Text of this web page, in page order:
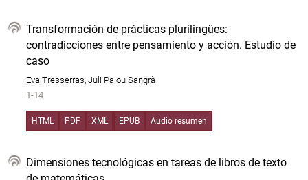
Transformación de prácticas plurilingües:
contradicciones entre pensamiento y acción. Estudio de
caso
Eva Tresserras, Juli Palou Sangrà
1-14
HTML PDF XML EPUB Audio resumen
Dimensiones tecnológicas en tareas de libros de texto